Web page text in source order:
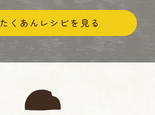
たくあんレシピを見る